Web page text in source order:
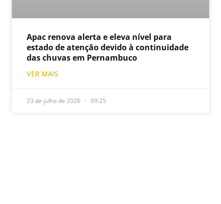
Apac renova alerta e eleva nível para
estado de atenção devido à continuidade
das chuvas em Pernambuco
VER MAIS
23 de julho de 2026 09:25